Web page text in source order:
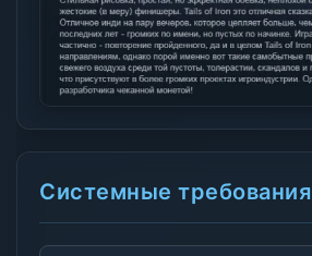
Системные требования